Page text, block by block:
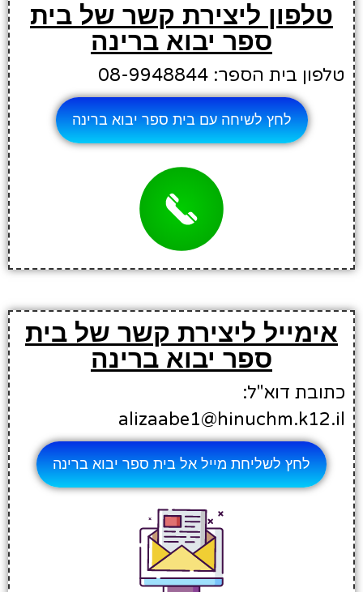
טלפון ליצירת קשר של בית
ספר יבוא ברינה
טלפון בית הספר: 08-9948844
לחץ לשיחה עם בית ספר יבוא ברינה
אימייל ליצירת קשר של בית
ספר יבוא ברינה
כתובת דוא"ל:
alizaabe1@hinuchm.k12.il
לחץ לשליחת מייל אל בית ספר יבוא ברינה